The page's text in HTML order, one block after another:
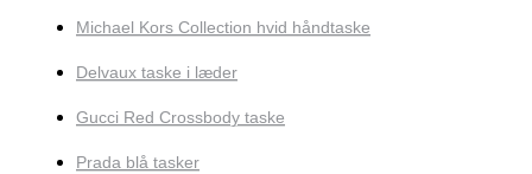
Michael Kors Collection hvid håndtaske
Delvaux taske i læder
Gucci Red Crossbody taske
Prada blå tasker